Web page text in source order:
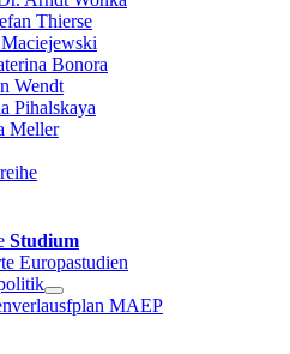
Thierse
Bonora
Wendt
Pihalskaya
Meller
Studium
Europastudien
MAEP